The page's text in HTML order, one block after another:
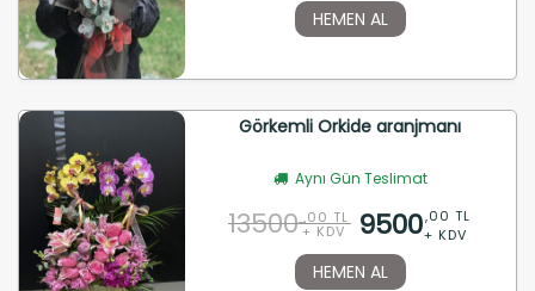
HEMEN AL
Görkemli Orkide aranjmanı
Aynı Gün Teslimat
13500 ,00 TL
+ KDV 9500,00 TL
+ KDV
HEMEN AL